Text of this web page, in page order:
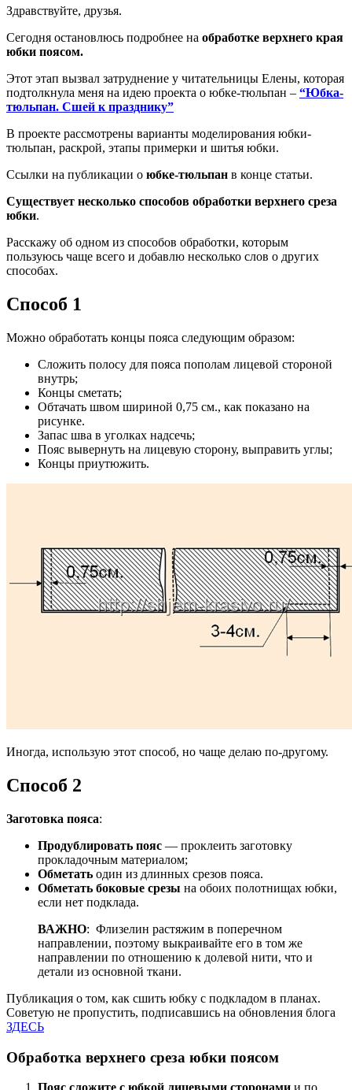
Здравствуйте, друзья.
Сегодня остановлюсь подробнее на обработке верхнего края
юбки поясом.
Этот этап вызвал затруднение у читательницы Елены, которая
подтолкнула меня на идею проекта о юбке-тюльпан – “Юбка-
тюльпан. Сшей к празднику”
В проекте рассмотрены варианты моделирования юбки-
тюльпан, раскрой, этапы примерки и шитья юбки.
Ссылки на публикации о юбке-тюльпан в конце статьи.
Существует несколько способов обработки верхнего среза
юбки.
Расскажу об одном из способов обработки, которым
пользуюсь чаще всего и добавлю несколько слов о других
способах.
Способ 1
Можно обработать концы пояса следующим образом:
Сложить полосу для пояса пополам лицевой стороной
внутрь;
Концы сметать;
Обтачать швом шириной 0,75 см., как показано на
рисунке.
Запас шва в уголках надсечь;
Пояс вывернуть на лицевую сторону, выправить углы;
Концы приутюжить.
Иногда, использую этот способ, но чаще делаю по-другому.
Способ 2
Заготовка пояса:
Продублировать пояс — проклеить заготовку
прокладочным материалом;
Обметать один из длинных срезов пояса.
Обметать боковые срезы на обоих полотнищах юбки,
если нет подклада.
ВАЖНО: Флизелин растяжим в поперечном
направлении, поэтому выкраивайте его в том же
направлении по отношению к долевой нити, что и
детали из основной ткани.
Публикация о том, как сшить юбку с подкладом в планах.
Советую не пропустить, подписавшись на обновления блога
ЗДЕСЬ
Обработка верхнего среза юбки поясом